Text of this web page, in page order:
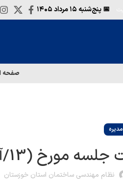
📅 پنج‌شنبه
صفحه
مورخ (13/آذر ماه/1401)
نظام مهندسی ساختمان استان خوزستان